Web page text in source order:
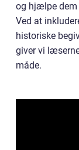
og hjælpe dem
Ved at
historiske
giver vi
måde.